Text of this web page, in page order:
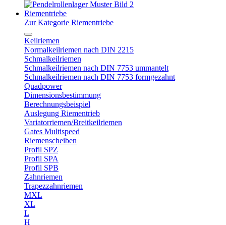
Riementriebe
Zur Kategorie Riementriebe
Keilriemen
Normalkeilriemen nach DIN 2215
Schmalkeilriemen
Schmalkeilriemen nach DIN 7753 ummantelt
Schmalkeilriemen nach DIN 7753 formgezahnt
Quadpower
Dimensionsbestimmung
Berechnungsbeispiel
Auslegung Riementrieb
Variatorriemen/Breitkeilriemen
Gates Multispeed
Riemenscheiben
Profil SPZ
Profil SPA
Profil SPB
Zahnriemen
Trapezzahnriemen
MXL
XL
L
H